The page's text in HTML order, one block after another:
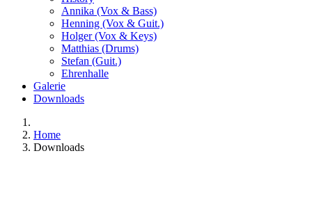
Annika (Vox & Bass)
Henning (Vox & Guit.)
Holger (Vox & Keys)
Matthias (Drums)
Stefan (Guit.)
Ehrenhalle
Galerie
Downloads
Home
Downloads